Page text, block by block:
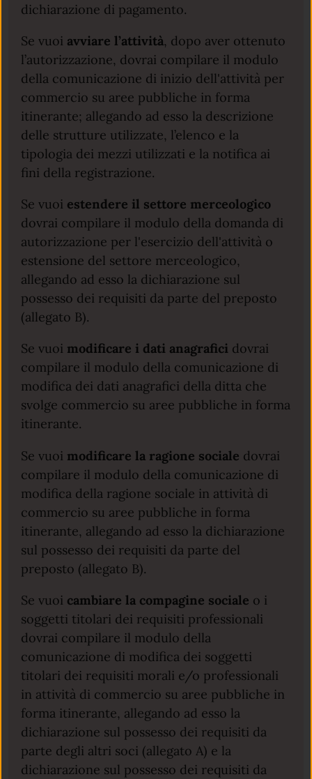
dichiarazione di pagamento.
Se vuoi avviare l’attività, dopo aver ottenuto
l’autorizzazione, dovrai compilare il modulo
della comunicazione di inizio dell'attività per
commercio su aree pubbliche in forma
itinerante; allegando ad esso la descrizione
delle strutture utilizzate, l’elenco e la
tipologia dei mezzi utilizzati e la notifica ai
fini della registrazione.
Se vuoi estendere il settore merceologico
dovrai compilare il modulo della domanda di
autorizzazione per l'esercizio dell'attività o
estensione del settore merceologico,
allegando ad esso la dichiarazione sul
possesso dei requisiti da parte del preposto
(allegato B).
Se vuoi modificare i dati anagrafici dovrai
compilare il modulo della comunicazione di
modifica dei dati anagrafici della ditta che
svolge commercio su aree pubbliche in forma
itinerante.
Se vuoi modificare la ragione sociale dovrai
compilare il modulo della comunicazione di
modifica della ragione sociale in attività di
commercio su aree pubbliche in forma
itinerante, allegando ad esso la dichiarazione
sul possesso dei requisiti da parte del
preposto (allegato B).
Se vuoi cambiare la compagine sociale o i
soggetti titolari dei requisiti professionali
dovrai compilare il modulo della
comunicazione di modifica dei soggetti
titolari dei requisiti morali e/o professionali
in attività di commercio su aree pubbliche in
forma itinerante, allegando ad esso la
dichiarazione sul possesso dei requisiti da
parte degli altri soci (allegato A) e la
dichiarazione sul possesso dei requisiti da